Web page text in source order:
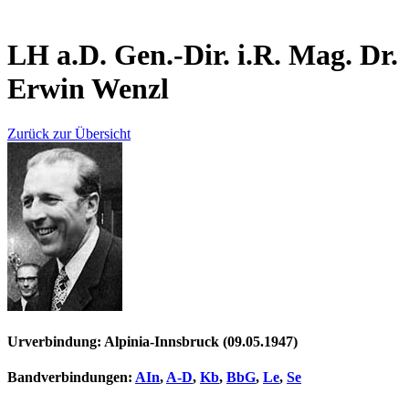
LH a.D. Gen.-Dir. i.R. Mag. Dr.
Erwin Wenzl
Zurück zur Übersicht
Urverbindung: Alpinia-Innsbruck (09.05.1947)
Bandverbindungen: AIn, A-D, Kb, BbG, Le, Se